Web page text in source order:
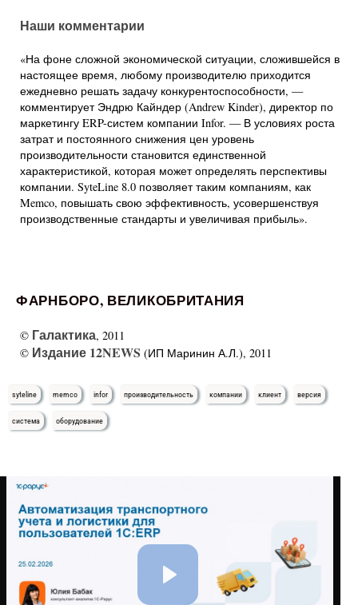
Наши комментарии
«На фоне сложной экономической ситуации, сложившейся в
настоящее время, любому производителю приходится
ежедневно решать задачу конкурентоспособности, —
комментирует Эндрю Кайндер (Andrew Kinder), директор по
маркетингу ERP-систем компании Infor. — В условиях роста
затрат и постоянного снижения цен уровень
производительности становится единственной
характеристикой, которая может определять перспективы
компании. SyteLine 8.0 позволяет таким компаниям, как
Memco, повышать свою эффективность, усовершенствуя
производственные стандарты и увеличивая прибыль».
ФАРНБОРО, ВЕЛИКОБРИТАНИЯ
© Галактика, 2011
© Издание 12NEWS (ИП Маринин А.Л.), 2011
syteline memco infor производительность компании клиент версия
система оборудование